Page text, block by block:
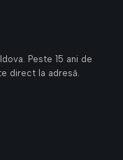
Peste 15 ani de
direct la adresă.